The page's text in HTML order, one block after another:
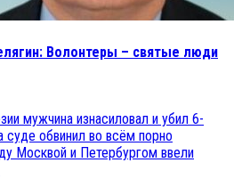
Волонтеры – святые люди
мужчина изнасиловал и убил 6-
суде обвинил во всём порно
Москвой и Петербургом ввели